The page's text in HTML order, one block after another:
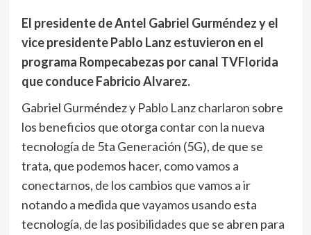
El presidente de Antel Gabriel Gurméndez y el
vice presidente Pablo Lanz estuvieron en el
programa Rompecabezas por canal TVFlorida
que conduce Fabricio Alvarez.
Gabriel Gurméndez y Pablo Lanz charlaron sobre
los beneficios que otorga contar con la nueva
tecnología de 5ta Generación (5G), de que se
trata, que podemos hacer, como vamos a
conectarnos, de los cambios que vamos a ir
notando a medida que vayamos usando esta
tecnología, de las posibilidades que se abren para